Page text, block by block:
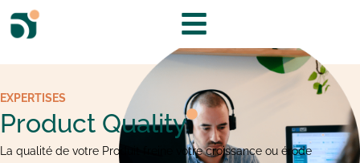
EXPERTISES
Product Quality
La qualité de votre Produit freine votre croissance ou érode